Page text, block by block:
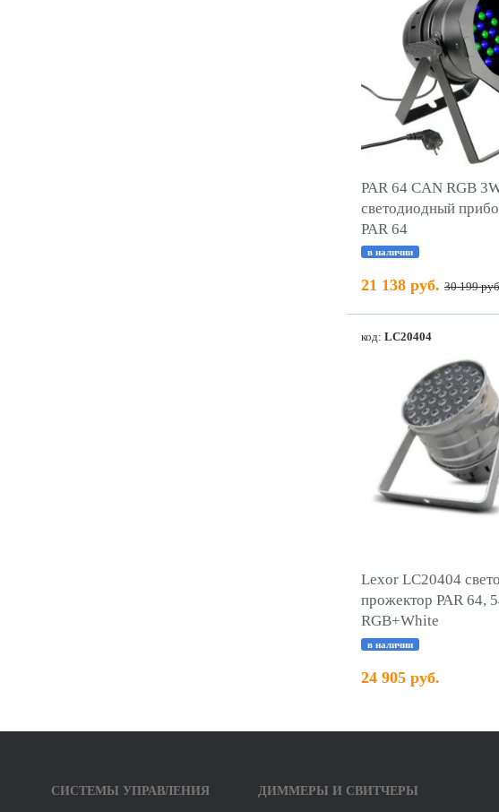
PAR 64 CAN RGB
cветодиодный
PAR 64
в наличии
21 138 руб. 30 199
код: LC20404
Lexor LC20404
прожектор PAR 64,
RGB+White
в наличии
24 905 руб.
СИСТЕМЫ УПРАВЛЕНИЯ ДИММЕРЫ И СВИТЧЕРЫ